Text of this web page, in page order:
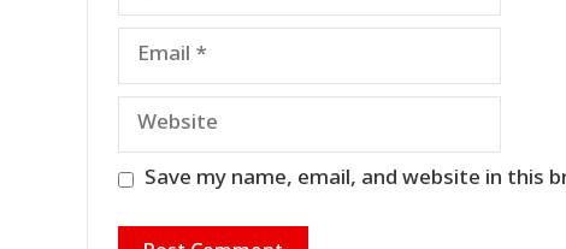
Email
Website
Save my name, email, and website in